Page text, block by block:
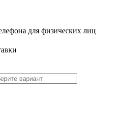
для физических лиц